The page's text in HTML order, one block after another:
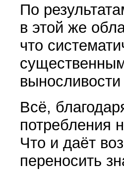
По
в этой же
что
Всё,
потребления
Что и даёт
переносить